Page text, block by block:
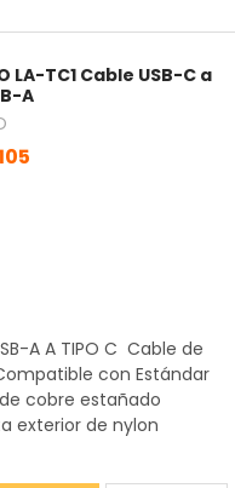
LA-TC1 Cable USB-C a
A
A A TIPO C Cable de
con Estándar
cobre estañado
exterior de nylon